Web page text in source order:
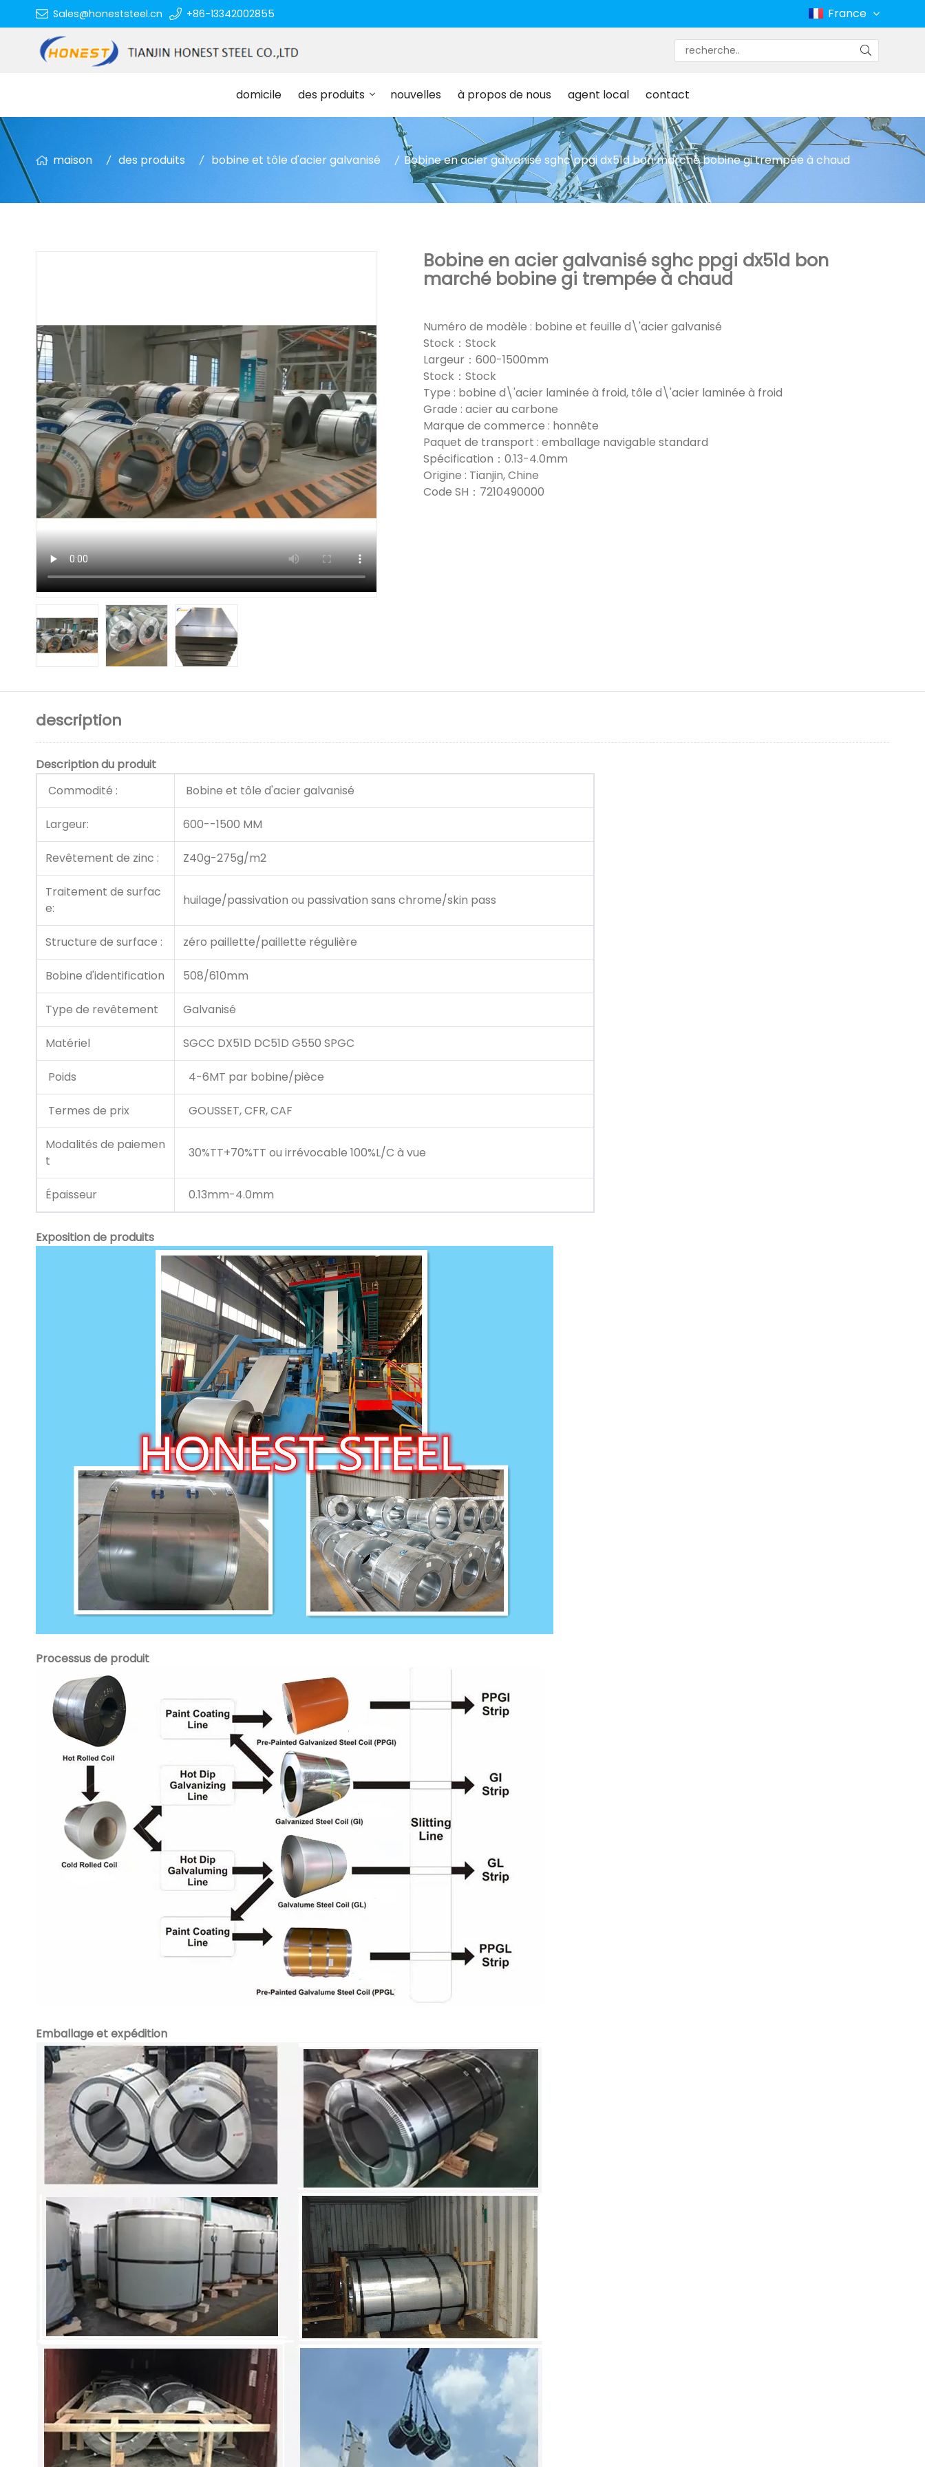
Sales@honeststeel.cn +86-13342002855 France
domicile des produits nouvelles à propos de nous agent local contact
maison des produits bobine et tôle d'acier galvanisé Bobine en acier galvanisé sghc ppgi dx51d bon marché bobine gi trempée à chaud
Bobine en acier galvanisé sghc ppgi dx51d bon
marché bobine gi trempée à chaud
Numéro de modèle : bobine et feuille d\'acier galvanisé
Stock：Stock
Largeur：600-1500mm
Stock：Stock
Type : bobine d\'acier laminée à froid, tôle d\'acier laminée à froid
Grade : acier au carbone
Marque de commerce : honnête
Paquet de transport : emballage navigable standard
Spécification：0.13-4.0mm
Origine : Tianjin, Chine
Code SH：7210490000
description
Description du produit
Commodité :
Bobine et tôle d'acier galvanisé
Largeur: 600--1500 MM
Revêtement de zinc : Z40g-275g/m2
Traitement de surfac
e:
huilage/passivation ou passivation sans chrome/skin pass
Structure de surface : zéro paillette/paillette régulière
Bobine d'identification 508/610mm
Type de revêtement Galvanisé
Matériel SGCC DX51D DC51D G550 SPGC
Poids 4-6MT par bobine/pièce
Termes de prix GOUSSET, CFR, CAF
Modalités de paiemen
t
30%TT+70%TT ou irrévocable 100%L/C à vue
Épaisseur 0.13mm-4.0mm
Exposition de produits
Processus de produit
Emballage et expédition